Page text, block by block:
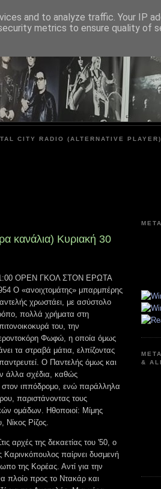
METAL CITY
CITY RADIO (ALTERNATIVE PLAYER)
κανάλια) Κυριακή 30
OPEN ΓΚΟΛ ΣΤΟΝ ΕΡΩΤΑ
Ο «ανοιχτομάτης» μπαρμπέρης
χρωστάει, με ασύστολο
πολλά χρήματα στη
του, την
Φωφώ, η οποία όμως
τα στραβά μάτια, ελπίζοντας
Ο Παντελής όμως και
άλλα σχέδια, καθώς
ιππόδρομο, ενώ παράλληλα
παριστάνοντας τους
ομάδων. Ηθοποιοί: Μίμης
Ρίζος.
αρχές της δεκαετίας του '50, ο
παίρνει δυσμενή
της Κορέας. Αντί για την
πλοίο προς το Ντακάρ και
&
and to analyze traffic. Your IP
metrics to ensure quality of